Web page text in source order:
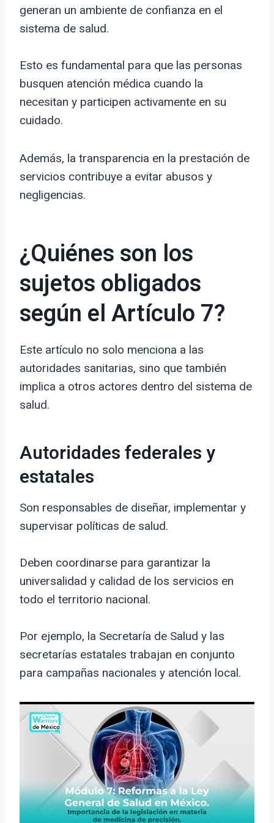
generan un ambiente de confianza en el
sistema de salud.
Esto es fundamental para que las personas
busquen atención médica cuando la
necesitan y participen activamente en su
cuidado.
Además, la transparencia en la prestación de
servicios contribuye a evitar abusos y
negligencias.
¿Quiénes son los
sujetos obligados
según el Artículo 7?
Este artículo no solo menciona a las
autoridades sanitarias, sino que también
implica a otros actores dentro del sistema de
salud.
Autoridades federales y
estatales
Son responsables de diseñar, implementar y
supervisar políticas de salud.
Deben coordinarse para garantizar la
universalidad y calidad de los servicios en
todo el territorio nacional.
Por ejemplo, la Secretaría de Salud y las
secretarías estatales trabajan en conjunto
para campañas nacionales y atención local.